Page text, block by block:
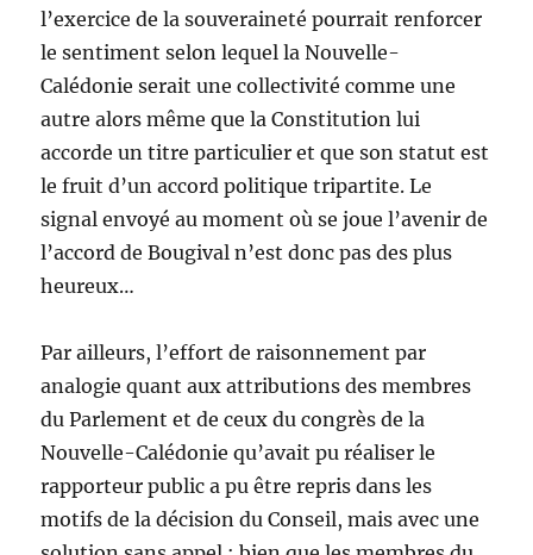
l’exercice de la souveraineté pourrait renforcer
le sentiment selon lequel la Nouvelle-
Calédonie serait une collectivité comme une
autre alors même que la Constitution lui
accorde un titre particulier et que son statut est
le fruit d’un accord politique tripartite. Le
signal envoyé au moment où se joue l’avenir de
l’accord de Bougival n’est donc pas des plus
heureux…
Par ailleurs, l’effort de raisonnement par
analogie quant aux attributions des membres
du Parlement et de ceux du congrès de la
Nouvelle-Calédonie qu’avait pu réaliser le
rapporteur public a pu être repris dans les
motifs de la décision du Conseil, mais avec une